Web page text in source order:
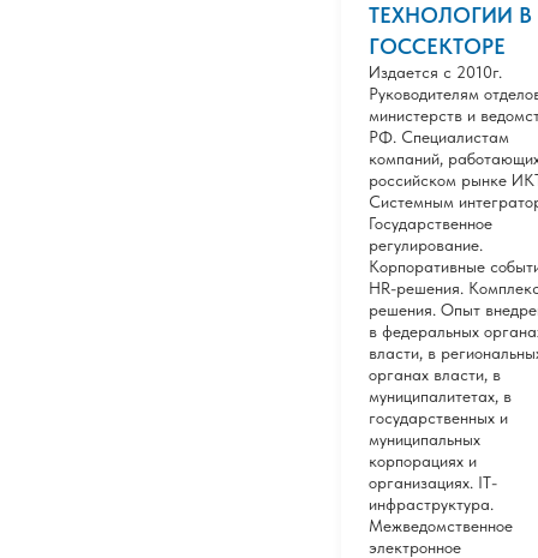
ТЕХНОЛОГИИ В
ГОССЕКТОРЕ
Издается с 2010г.
Руководителям
министерств и
РФ. Специалистам
компаний,
российском рынке
Системным
Государственное
регулирование.
Корпоративные
HR-решения.
решения. Опыт
в федеральных
власти, в
органах власти, в
муниципалитетах, в
государственных и
муниципальных
корпорациях и
организациях. IT-
инфраструктура.
Межведомственное
электронное